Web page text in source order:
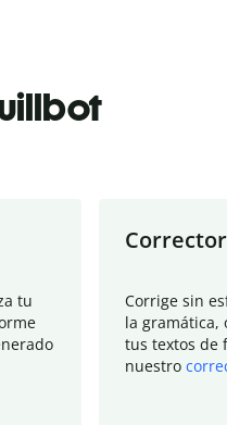
tu
Corrige sin
la gramática,
tus textos de
nuestro